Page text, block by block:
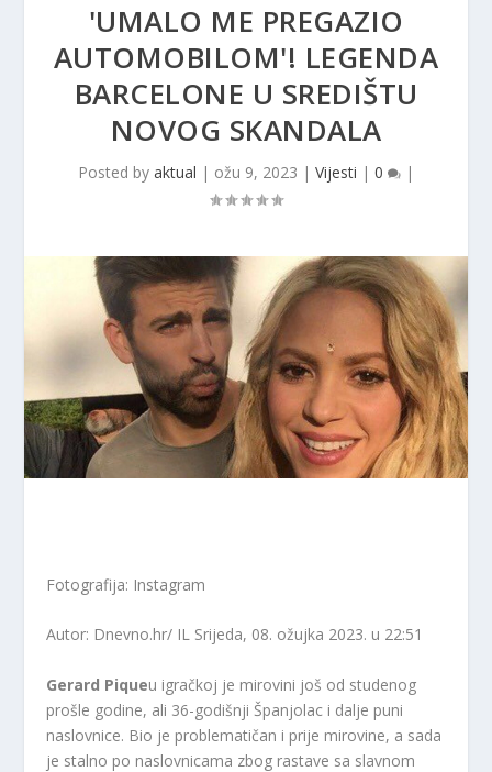
'UMALO ME PREGAZIO
AUTOMOBILOM'! LEGENDA
BARCELONE U SREDIŠTU
NOVOG SKANDALA
Posted by aktual | ožu 9, 2023 | Vijesti | 0 |
Fotografija: Instagram
Autor: Dnevno.hr/ IL Srijeda, 08. ožujka 2023. u 22:51
Gerard Piqueu igračkoj je mirovini još od studenog
prošle godine, ali 36-godišnji Španjolac i dalje puni
naslovnice. Bio je problematičan i prije mirovine, a sada
je stalno po naslovnicama zbog rastave sa slavnom